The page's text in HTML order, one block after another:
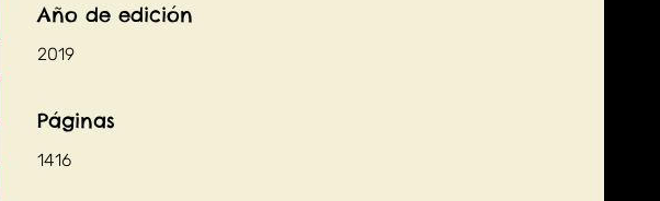
Año de edición
2019
Páginas
1416